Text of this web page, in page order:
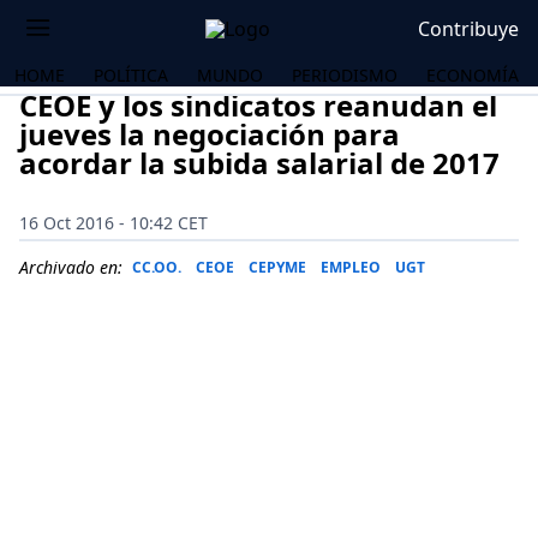
Contribuye
HOME POLÍTICA MUNDO PERIODISMO ECONOMÍA
CEOE y los sindicatos reanudan el
jueves la negociación para
acordar la subida salarial de 2017
16 Oct 2016 - 10:42 CET
Archivado en: CC.OO. CEOE CEPYME EMPLEO UGT